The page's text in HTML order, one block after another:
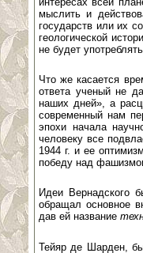
мыслить и
государств или их
геологической
не будет
Что же касается
ответа ученый не
наших дней», а
современный нам
эпохи начала
человеку все
1944 г. и ее
победу над
Идеи Вернадского
обращал основное
дав ей название
Тейяр де Шарден,